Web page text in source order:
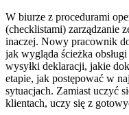
W biurze z procedurami
(checklistami) zarządzanie
inaczej. Nowy pracownik
jak wygląda ścieżka
wysyłki deklaracji, jakie
etapie, jak postępować w
sytuacjach. Zamiast uczyć
klientach, uczy się z